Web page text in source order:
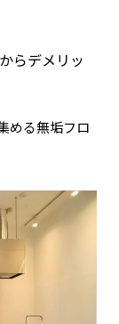
らデメリッ
める無垢フロ